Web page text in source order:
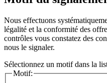
Nous effectuons
légalité et la conformité des
contrôles vous constatez des
nous le signaler.
Sélectionnez un motif dans la
Motif: